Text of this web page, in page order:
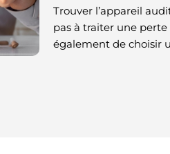
Trouver l’appareil
pas à traiter une perte
également de choisir